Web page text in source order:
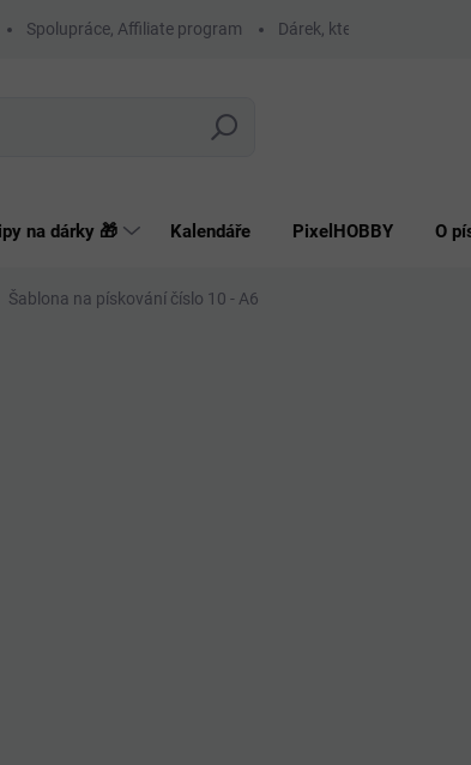
Spolupráce, Affiliate program Dárek, který má smysl
Hledat
na dárky 🎁 Kalendáře PixelHOBBY O
Šablona na pískování číslo 10 - A6